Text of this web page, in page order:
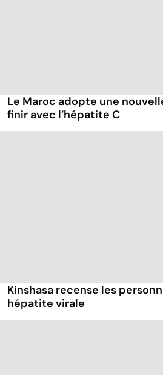
Le Maroc adopte une
finir avec l’hépatite C
Kinshasa recense les
hépatite virale